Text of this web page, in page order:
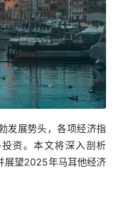
发展势头，各项经济指
资。本文将深入剖析
展望2025年马耳他经济